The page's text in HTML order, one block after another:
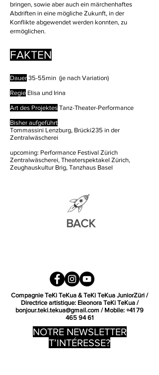
FAKTEN
Dauer 35-55min (je nach Variation)
Regie Elisa und Irina
Art des Projektes Tanz-Theater-Performance
Bisher aufgeführt
Tommassini Lenzburg, Brücki235 in der
Zentralwäscherei
upcoming: Performance Festival Zürich
Zentralwäscherei, Theaterspektakel Zürich,
Zeughauskultur Brig, Tanzhaus Basel
BACK
bringen, sowie aber auch ein märchenhaftes
Abdriften in eine mögliche Zukunft, in der
Konflikte abgewendet werden konnten, zu
ermöglichen.
Compagnie TeKi TeKua & TeKi TeKua JuniorZüri /
Directrice artistique: Eleonora TeKi TeKua /
bonjour.teki.tekua@gmail.com / Mobile: +41 79
465 94 61
NOTRE NEWSLETTER
T’INTÉRESSE?